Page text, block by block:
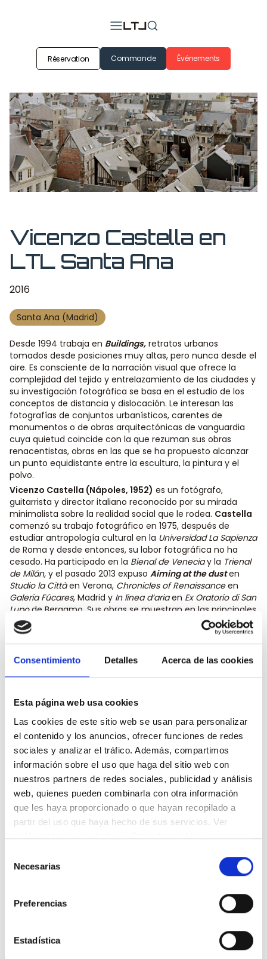
Consentimiento Detalles Acerca de las cookies
Esta página web usa cookies
Las cookies de este sitio web se usan para personalizar
el contenido y los anuncios, ofrecer funciones de redes
sociales y analizar el tráfico. Además, compartimos
información sobre el uso que haga del sitio web con
nuestros partners de redes sociales, publicidad y análisis
web, quienes pueden combinarla con otra información
que les haya proporcionado o que hayan recopilado a
partir del uso que haya hecho de sus servicios. Ver
política de privacidadypolítica de cookies.
Necesarias
Preferencias
Estadística
Réservation Commande Événements
Vicenzo Castella en
LTL Santa Ana
2016
Santa Ana (Madrid)
Desde 1994 trabaja en Buildings, retratos urbanos
tomados desde posiciones muy altas, pero nunca desde el
aire. Es consciente de la narración visual que ofrece la
complejidad del tejido y entrelazamiento de las ciudades y
su investigación fotográfica se basa en el estudio de los
conceptos de distancia y dislocación. Le interesan las
fotografías de conjuntos urbanísticos, carentes de
monumentos o de obras arquitectónicas de vanguardia
cuya quietud coincide con la que rezuman sus obras
renacentistas, obras en las que se ha propuesto alcanzar
un punto equidistante entre la escultura, la pintura y el
polvo.
Vicenzo Castella (Nápoles, 1952) es un fotógrafo,
guitarrista y director italiano reconocido por su mirada
minimalista sobre la realidad social que le rodea. Castella
comenzó su trabajo fotográfico en 1975, después de
estudiar antropología cultural en la Universidad La Sapienza
de Roma y desde entonces, su labor fotográfica no ha
cesado. Ha participado en la Bienal de Veneciay la Trienal
de Milán, y el pasado 2013 expuso Aiming at the dusten
Studio la Cittàen Verona, Chronicles of Renaissanceen
Galeria Fúcares, Madrid y In linea d’ariaen Ex Oratorio di San
Lupode Bergamo. Sus obras se muestran en las principales
colecciones y archivos públicos y privados.
EnLateral
hemos apostado desde nuestros inicios por la
contemporáneos de la talla internacional en el marco de
con la exposición durante tres meses en nuestros
restaurantes de Madrid:
Erwin Olaf en LTL Fuencarral
Ignacio Uriarte en LTL Arturo Soria
Hannah Collins en LTL Castellana 42
Eduardo Marco en LTL Castellana 89
Samuel Labadie en LTL Velázquez
¡No pierdas la oportunidad de contemplar grandes obras
de arte contemporáneo mientras saboreas uno de
nuestros deliciosos pinchos!
Nouvelles connexes